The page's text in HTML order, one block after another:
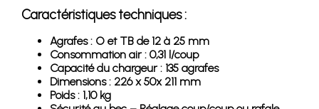
Caractéristiques techniques :
Agrafes : O et TB de 12 à 25 mm
Consommation air : 0,31 l/coup
Capacité du chargeur : 135 agrafes
Dimensions : 226 x 50x 211 mm
Poids : 1,10 kg